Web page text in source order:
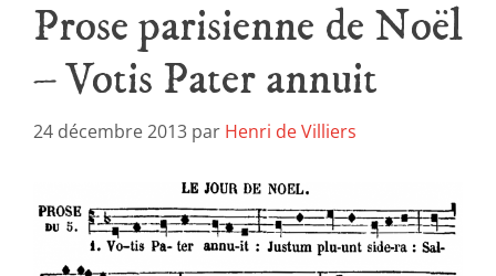
Prose parisienne de Noël
– Votis Pater annuit
24 décembre 2013 par Henri de Villiers